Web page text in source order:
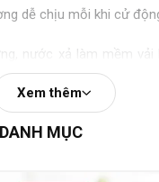
dễ chịu mỗi khi cử
nước xả làm mềm vải
thơm ngát theo từng cử
một lần xả, áo quần
Xem thêm
MỤC